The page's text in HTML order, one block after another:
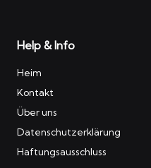
Help & Info
Heim
Kontakt
Über uns
Datenschutzerklärung
Haftungsausschluss